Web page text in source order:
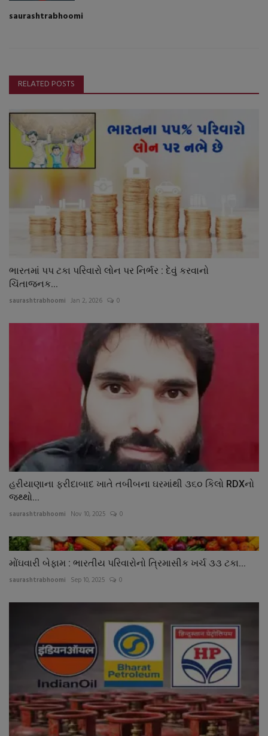
saurashtrabhoomi
RELATED POSTS
ભારતમાં પપ ટકા પરિવારો લોન પર નિર્ભર : દેવું કરવાનો
ચિંતાજનક...
saurashtrabhoomi Jan 2, 2026 0
હરીયાણાના ફરીદાબાદ ખાતે તબીબના ઘરમાંથી ૩૬૦ કિલો RDXનો
જથ્થો...
saurashtrabhoomi Nov 10, 2025 0
મોંઘવારી બેફામ : ભારતીય પરિવારોનો ત્રિમાસીક ખર્ચ ૩૩ ટકા...
saurashtrabhoomi Sep 10, 2025 0